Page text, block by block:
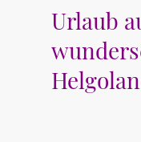
Urlaub